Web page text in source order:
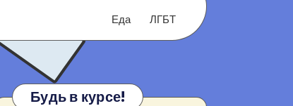
Еда
ЛГБТ
Будь в курсе!